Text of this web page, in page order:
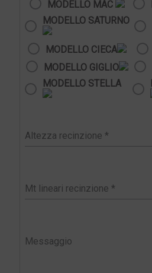
MODELLO MAC
MODELLO SATURNO
MODELLO CIECA
MODELLO GIGLIO
MODELLO STELLA